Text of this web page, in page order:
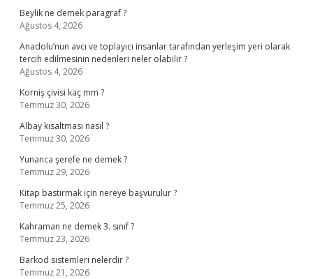
Beylik ne demek paragraf ?
Ağustos 4, 2026
Anadolu’nun avcı ve toplayıcı insanlar tarafından yerleşim yeri olarak
tercih edilmesinin nedenleri neler olabilir ?
Ağustos 4, 2026
Korniş çivisi kaç mm ?
Temmuz 30, 2026
Albay kısaltması nasıl ?
Temmuz 30, 2026
Yunanca şerefe ne demek ?
Temmuz 29, 2026
Kitap bastırmak için nereye başvurulur ?
Temmuz 25, 2026
Kahraman ne demek 3. sınıf ?
Temmuz 23, 2026
Barkod sistemleri nelerdir ?
Temmuz 21, 2026